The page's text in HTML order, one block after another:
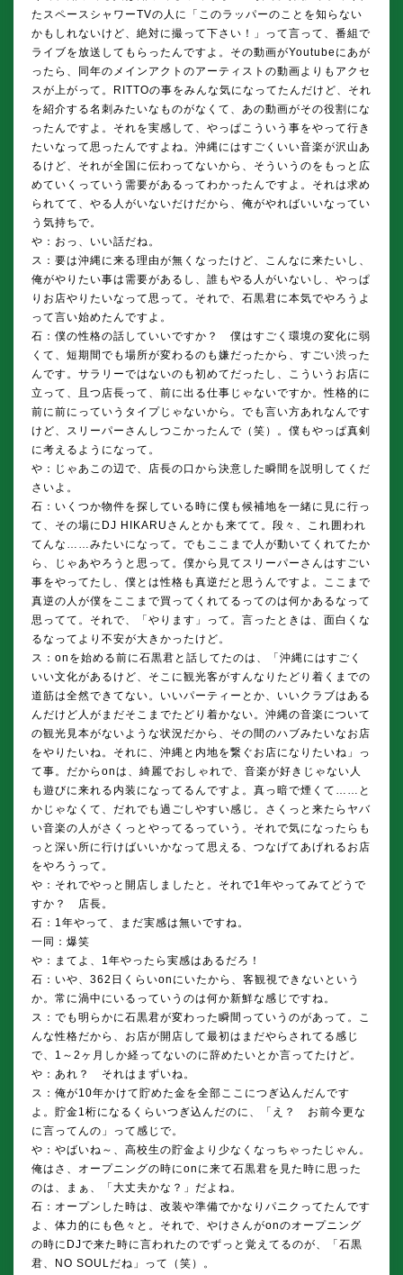
たスペースシャワーTVの人に「このラッパーのことを知らない
かもしれないけど、絶対に撮って下さい！」って言って、番組で
ライブを放送してもらったんですよ。その動画がYoutubeにあが
ったら、同年のメインアクトのアーティストの動画よりもアクセ
スが上がって。RITTOの事をみんな気になってたんだけど、それ
を紹介する名刺みたいなものがなくて、あの動画がその役割にな
ったんですよ。それを実感して、やっぱこういう事をやって行き
たいなって思ったんですよね。沖縄にはすごくいい音楽が沢山あ
るけど、それが全国に伝わってないから、そういうのをもっと広
めていくっていう需要があるってわかったんですよ。それは求め
られてて、やる人がいないだけだから、俺がやればいいなってい
う気持ちで。
や：おっ、いい話だね。
ス：要は沖縄に来る理由が無くなったけど、こんなに来たいし、
俺がやりたい事は需要があるし、誰もやる人がいないし、やっぱ
りお店やりたいなって思って。それで、石黒君に本気でやろうよ
って言い始めたんですよ。
石：僕の性格の話していいですか？ 僕はすごく環境の変化に弱
くて、短期間でも場所が変わるのも嫌だったから、すごい渋った
んです。サラリーではないのも初めてだったし、こういうお店に
立って、且つ店長って、前に出る仕事じゃないですか。性格的に
前に前にっていうタイプじゃないから。でも言い方あれなんです
けど、スリーパーさんしつこかったんで（笑）。僕もやっぱ真剣
に考えるようになって。
や：じゃあこの辺で、店長の口から決意した瞬間を説明してくだ
さいよ。
石：いくつか物件を探している時に僕も候補地を一緒に見に行っ
て、その場にDJ HIKARUさんとかも来てて。段々、これ囲われ
てんな……みたいになって。でもここまで人が動いてくれてたか
ら、じゃあやろうと思って。僕から見てスリーパーさんはすごい
事をやってたし、僕とは性格も真逆だと思うんですよ。ここまで
真逆の人が僕をここまで買ってくれてるってのは何かあるなって
思ってて。それで、「やります」って。言ったときは、面白くな
るなってより不安が大きかったけど。
ス：onを始める前に石黒君と話してたのは、「沖縄にはすごく
いい文化があるけど、そこに観光客がすんなりたどり着くまでの
道筋は全然できてない。いいパーティーとか、いいクラブはある
んだけど人がまだそこまでたどり着かない。沖縄の音楽について
の観光見本がないような状況だから、その間のハブみたいなお店
をやりたいね。それに、沖縄と内地を繋ぐお店になりたいね」っ
て事。だからonは、綺麗でおしゃれで、音楽が好きじゃない人
も遊びに来れる内装になってるんですよ。真っ暗で煙くて……と
かじゃなくて、だれでも過ごしやすい感じ。さくっと来たらヤバ
い音楽の人がさくっとやってるっていう。それで気になったらも
っと深い所に行けばいいかなって思える、つなげてあげれるお店
をやろうって。
や：それでやっと開店しましたと。それで1年やってみてどうで
すか？ 店長。
石：1年やって、まだ実感は無いですね。
一同：爆笑
や：まてよ、1年やったら実感はあるだろ！
石：いや、362日くらいonにいたから、客観視できないという
か。常に渦中にいるっていうのは何か新鮮な感じですね。
ス：でも明らかに石黒君が変わった瞬間っていうのがあって。こ
んな性格だから、お店が開店して最初はまだやらされてる感じ
で、1～2ヶ月しか経ってないのに辞めたいとか言ってたけど。
や：あれ？ それはまずいね。
ス：俺が10年かけて貯めた金を全部ここにつぎ込んだんです
よ。貯金1桁になるくらいつぎ込んだのに、「え？ お前今更な
に言ってんの」って感じで。
や：やばいね～、高校生の貯金より少なくなっちゃったじゃん。
俺はさ、オープニングの時にonに来て石黒君を見た時に思った
のは、まぁ、「大丈夫かな？」だよね。
石：オープンした時は、改装や準備でかなりパニクってたんです
よ、体力的にも色々と。それで、やけさんがonのオープニング
の時にDJで来た時に言われたのでずっと覚えてるのが、「石黒
君、NO SOULだね」って（笑）。